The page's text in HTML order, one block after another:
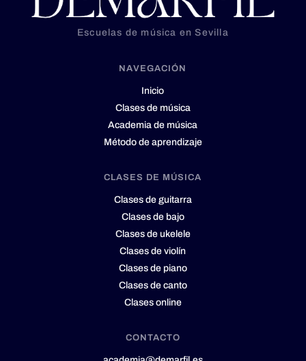
Escuelas de música en Sevilla
NAVEGACIÓN
Inicio
Clases de música
Academia de música
Método de aprendizaje
CLASES DE MÚSICA
Clases de guitarra
Clases de bajo
Clases de ukelele
Clases de violín
Clases de piano
Clases de canto
Clases online
CONTACTO